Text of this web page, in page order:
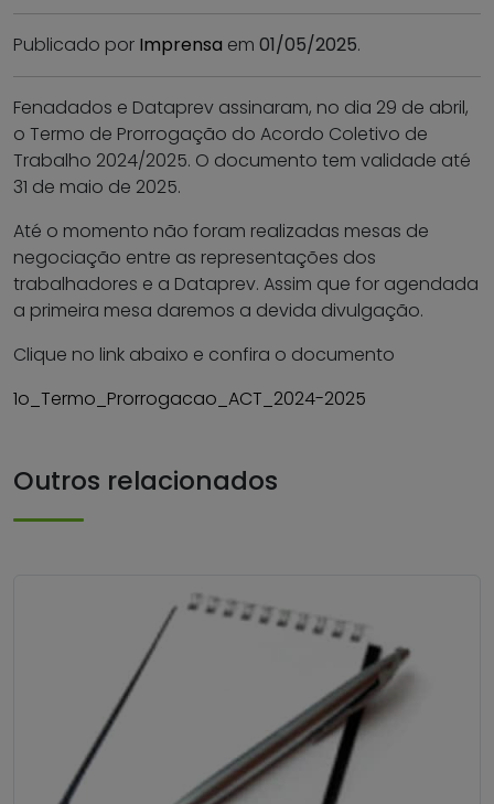
Publicado por Imprensa em 01/05/2025.
Fenadados e Dataprev assinaram, no dia 29 de abril,
o Termo de Prorrogação do Acordo Coletivo de
Trabalho 2024/2025. O documento tem validade até
31 de maio de 2025.
Até o momento não foram realizadas mesas de
negociação entre as representações dos
trabalhadores e a Dataprev. Assim que for agendada
a primeira mesa daremos a devida divulgação.
Clique no link abaixo e confira o documento
1o_Termo_Prorrogacao_ACT_2024-2025
Outros relacionados